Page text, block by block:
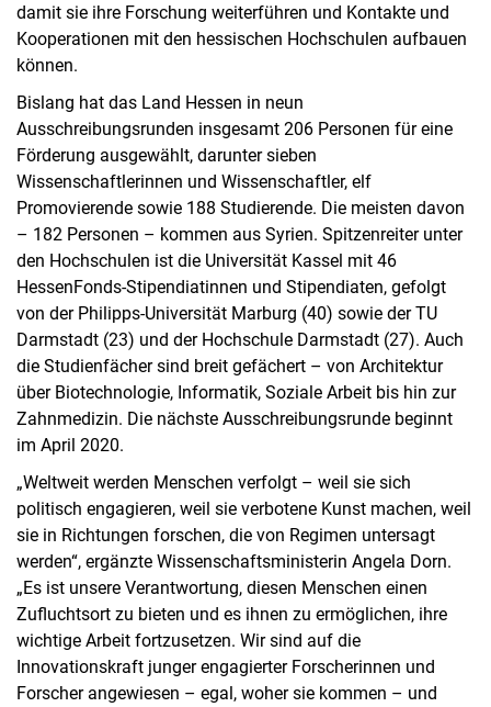
damit sie ihre Forschung weiterführen und Kontakte und
Kooperationen mit den hessischen Hochschulen aufbauen
können.
Bislang hat das Land Hessen in neun
Ausschreibungsrunden insgesamt 206 Personen für eine
Förderung ausgewählt, darunter sieben
Wissenschaftlerinnen und Wissenschaftler, elf
Promovierende sowie 188 Studierende. Die meisten davon
– 182 Personen – kommen aus Syrien. Spitzenreiter unter
den Hochschulen ist die Universität Kassel mit 46
HessenFonds-Stipendiatinnen und Stipendiaten, gefolgt
von der Philipps-Universität Marburg (40) sowie der TU
Darmstadt (23) und der Hochschule Darmstadt (27). Auch
die Studienfächer sind breit gefächert – von Architektur
über Biotechnologie, Informatik, Soziale Arbeit bis hin zur
Zahnmedizin. Die nächste Ausschreibungsrunde beginnt
im April 2020.
„Weltweit werden Menschen verfolgt – weil sie sich
politisch engagieren, weil sie verbotene Kunst machen, weil
sie in Richtungen forschen, die von Regimen untersagt
werden“, ergänzte Wissenschaftsministerin Angela Dorn.
„Es ist unsere Verantwortung, diesen Menschen einen
Zufluchtsort zu bieten und es ihnen zu ermöglichen, ihre
wichtige Arbeit fortzusetzen. Wir sind auf die
Innovationskraft junger engagierter Forscherinnen und
Forscher angewiesen – egal, woher sie kommen – und